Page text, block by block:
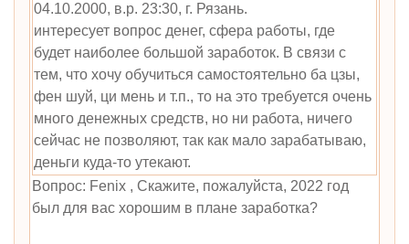
04.10.2000, в.р. 23:30, г. Рязань.
интересует вопрос денег, сфера работы, где
будет наиболее большой заработок. В связи с
тем, что хочу обучиться самостоятельно ба цзы,
фен шуй, ци мень и т.п., то на это требуется очень
много денежных средств, но ни работа, ничего
сейчас не позволяют, так как мало зарабатываю,
деньги куда-то утекают.
Вопрос: Fenix , Скажите, пожалуйста, 2022 год
был для вас хорошим в плане заработка?